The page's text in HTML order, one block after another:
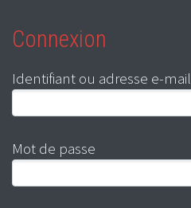
Connexion
Identifiant ou adresse e-mail
Mot de passe